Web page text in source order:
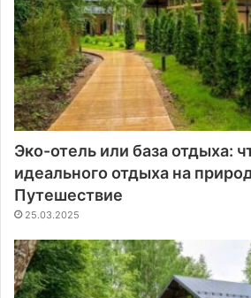
Эко-отель или база отдыха:
идеального отдыха на
Путешествие
25.03.2025